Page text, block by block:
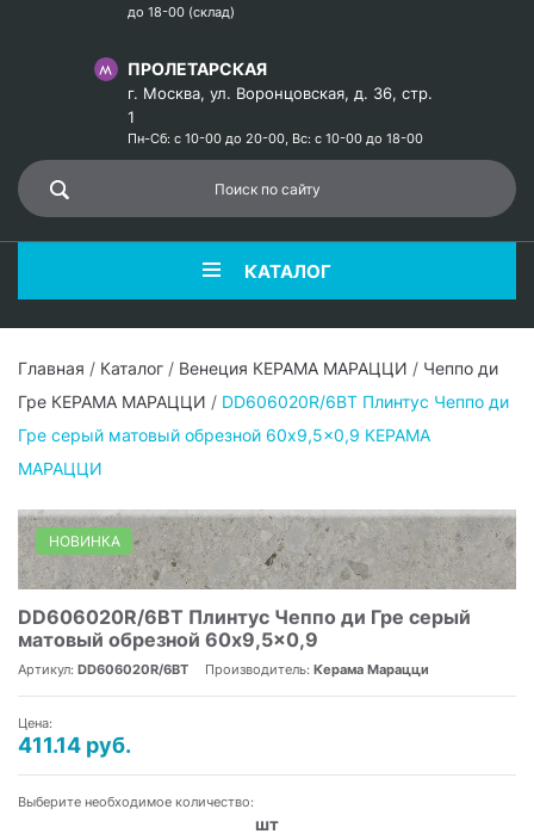
до 18-00 (склад)
ПРОЛЕТАРСКАЯ
г. Москва, ул. Воронцовская, д. 36, стр.
1
Пн-Сб: с 10-00 до 20-00, Вс: с 10-00 до 18-00
КАТАЛОГ
Главная / Каталог / Венеция КЕРАМА МАРАЦЦИ / Чеппо ди
Гре КЕРАМА МАРАЦЦИ / DD606020R/6BT Плинтус Чеппо ди
Гре серый матовый обрезной 60x9,5x0,9 КЕРАМА
МАРАЦЦИ
НОВИНКА
DD606020R/6BT Плинтус Чеппо ди Гре серый
матовый обрезной 60x9,5x0,9
Артикул: DD606020R/6BT Производитель: Керама Марацци
Цена:
411.14 руб.
Выберите необходимое количество:
шт